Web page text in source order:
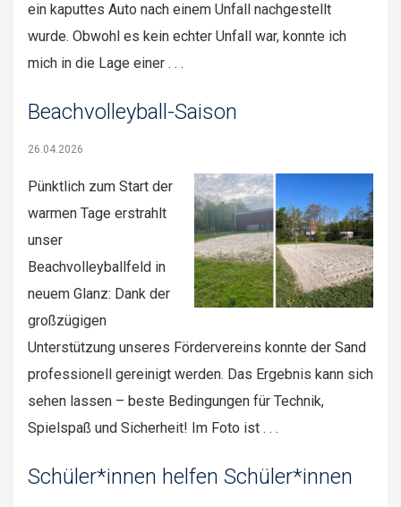
ein kaputtes Auto nach einem Unfall nachgestellt
wurde. Obwohl es kein echter Unfall war, konnte ich
mich in die Lage einer . . .
Beachvolleyball-Saison
26.04.2026
Pünktlich zum Start der
warmen Tage erstrahlt
unser
Beachvolleyballfeld in
neuem Glanz: Dank der
großzügigen
Unterstützung unseres Fördervereins konnte der Sand
professionell gereinigt werden. Das Ergebnis kann sich
sehen lassen – beste Bedingungen für Technik,
Spielspaß und Sicherheit! Im Foto ist . . .
Schüler*innen helfen Schüler*innen